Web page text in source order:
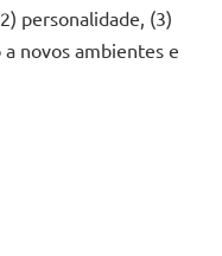
personalidade, (3)
novos ambientes e